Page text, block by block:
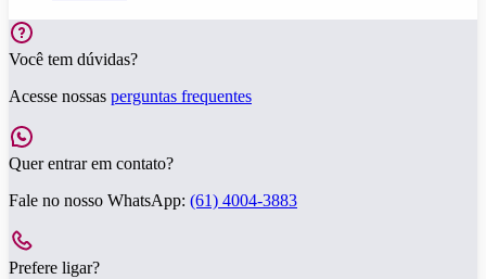
Você tem dúvidas?
Acesse nossas perguntas frequentes
Quer entrar em contato?
Fale no nosso WhatsApp: (61) 4004-3883
Prefere ligar?